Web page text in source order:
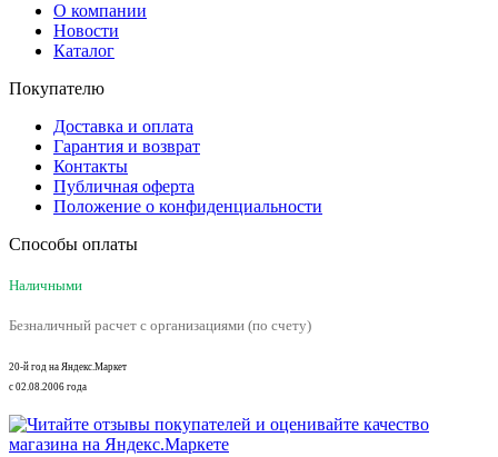
О компании
Новости
Каталог
Покупателю
Доставка и оплата
Гарантия и возврат
Контакты
Публичная оферта
Положение о конфиденциальности
Способы оплаты
Наличными
Безналичный расчет с организациями (по счету)
20-й год на Яндекс.Маркет
с 02.08.2006 года